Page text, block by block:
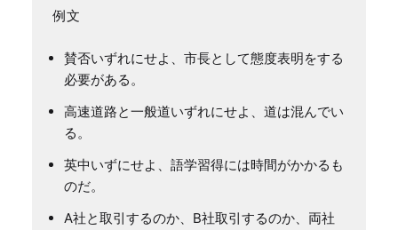
賛否いずれにせよ、市長として態度表明をする
必要がある。
高速道路と一般道いずれにせよ、道は混んでい
る。
英中いずにせよ、語学習得には時間がかかるも
のだ。
A社と取引するのか、B社取引するのか、両社